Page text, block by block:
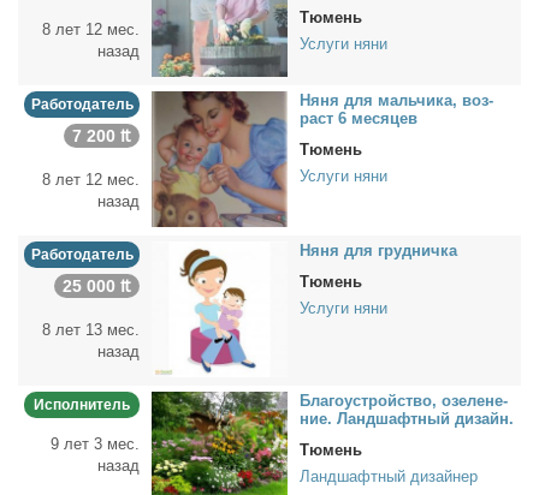
8 лет 12 мес.
назад
Тюмень
Услуги няни
Работодатель
7 200 ₶
8 лет 12 мес.
назад
Ня­ня для маль­чи­ка, воз­
раст 6 ме­ся­цев
Тюмень
Услуги няни
Работодатель
25 000 ₶
8 лет 13 мес.
назад
Ня­ня для груд­нич­ка
Тюмень
Услуги няни
Исполнитель
9 лет 3 мес.
назад
Бла­го­устрой­ство, озе­ле­не­
ние. Ланд­шафт­ный ди­зайн.
Тюмень
Ландшафтный дизайнер